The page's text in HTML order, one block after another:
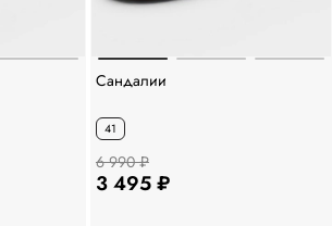
Сандалии
41
6 990 ₽
3 495 ₽